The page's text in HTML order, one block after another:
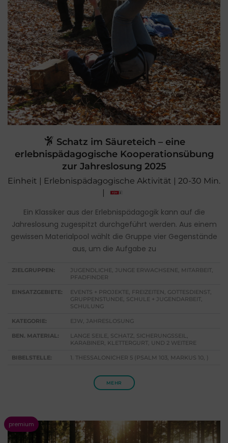
Schatz im Säureteich – eine
erlebnispädagogische Kooperationsübung
zur Jahreslosung 2025
Einheit | Erlebnispädagogische Aktivität | 20-30 Min.
|
Ein Klassiker aus der Erlebnispädagogik kann auf die
Jahreslosung zugespitzt durchgeführt werden. Aus einem
gewissen Materialpool wählt die Gruppe vier Gegenstände
aus, um die Aufgabe zu
ZIELGRUPPEN:
JUGENDLICHE, JUNGE ERWACHSENE, MITARBEIT,
PFADFINDER
EINSATZGEBIETE:
EVENTS + PROJEKTE, FREIZEITEN, GOTTESDIENST,
GRUPPENSTUNDE, SCHULE + JUGENDARBEIT,
SCHULUNG
KATEGORIE: EJW, JAHRESLOSUNG
BEN. MATERIAL:
LANGE SEILE, SCHATZ, SICHERUNGSSEIL,
KARABINER, KLETTERGURT, UND 2 WEITERE
BIBELSTELLE: 1. THESSALONICHER 5 (PSALM 103, MARKUS 10, )
MEHR